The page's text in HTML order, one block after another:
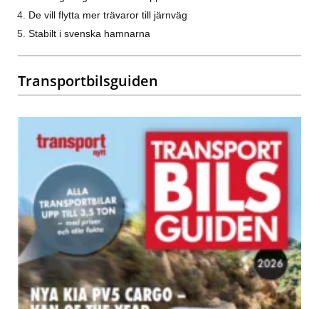
De vill flytta mer trävaror till järnväg
Stabilt i svenska hamnarna
Transportbilsguiden